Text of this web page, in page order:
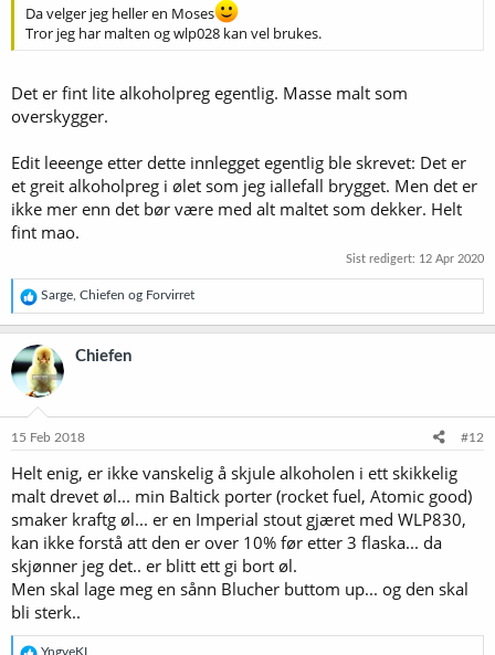
Da velger jeg heller en Moses
Tror jeg har malten og wlp028 kan vel brukes.
Det er fint lite alkoholpreg egentlig. Masse malt som
overskygger.
Edit leeenge etter dette innlegget egentlig ble skrevet: Det er
et greit alkoholpreg i ølet som jeg iallefall brygget. Men det er
ikke mer enn det bør være med alt maltet som dekker. Helt
fint mao.
Sist redigert: 12 Apr 2020
R
e
a
k
s
j
o
e
:
Sarge Chiefen og Forvirret
Chiefen
15 Feb 2018 #12
Helt enig, er ikke vanskelig å skjule alkoholen i ett skikkelig
malt drevet øl... min Baltick porter (rocket fuel, Atomic good)
smaker kraftg øl... er en Imperial stout gjæret med WLP830,
kan ikke forstå att den er over 10% før etter 3 flaska... da
skjønner jeg det.. er blitt ett gi bort øl.
Men skal lage meg en sånn Blucher buttom up... og den skal
bli sterk..
R
YngveKL